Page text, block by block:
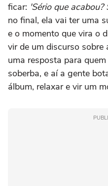
ficar: 'Sério que
no final, ela vai ter uma
e o momento que vira o
vir de um discurso sobre
uma resposta para
soberba, e aí a gente
álbum, relaxar e vir um